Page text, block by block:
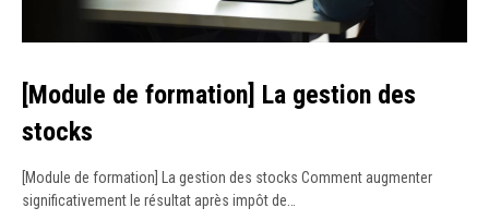
[Module de formation] La gestion des
stocks
[Module de formation] La gestion des stocks Comment augmenter
significativement le résultat après impôt de…